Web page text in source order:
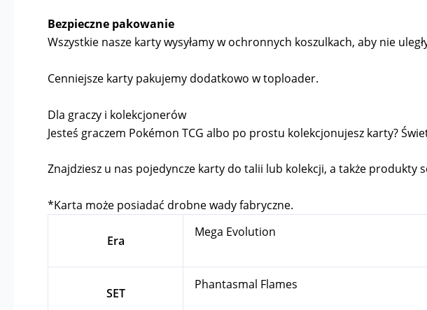
Bezpieczne pakowanie
Wszystkie nasze karty wysyłamy w ochronnych koszulkach, aby nie
Cenniejsze karty pakujemy dodatkowo w toploader.
Dla graczy i kolekcjonerów
Jesteś graczem Pokémon TCG albo po prostu kolekcjonujesz karty?
Znajdziesz u nas pojedyncze karty do talii lub kolekcji, a także produkty
*Karta może posiadać drobne wady fabryczne.
Era
Mega Evolution
SET
Phantasmal Flames